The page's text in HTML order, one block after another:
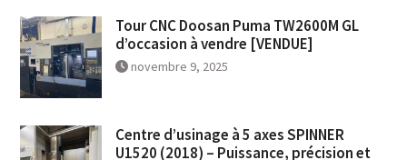
Tour CNC Doosan Puma TW2600M GL
d’occasion à vendre [VENDUE]
novembre 9, 2025
Centre d’usinage à 5 axes SPINNER
U1520 (2018) – Puissance, précision et